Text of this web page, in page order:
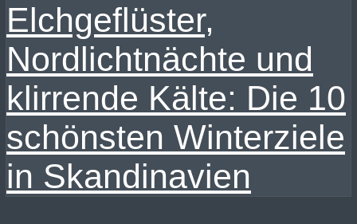
Elchgeflüster,
Nordlichtnächte und
klirrende Kälte: Die 10
schönsten Winterziele
in Skandinavien